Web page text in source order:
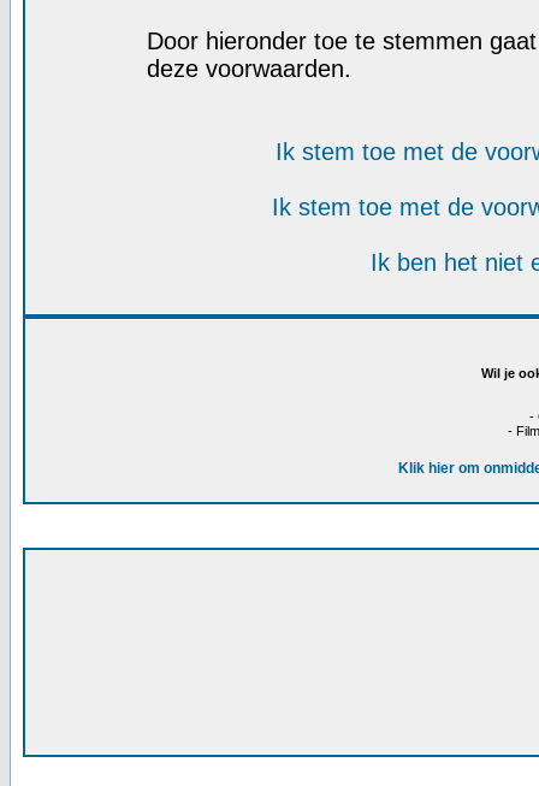
Door hieronder toe te stemmen
deze voorwaarden.
Ik stem toe met de
Ik stem toe met de
Ik ben het niet
Wil je
-
-
Klik hier om